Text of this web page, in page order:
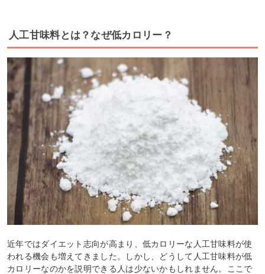
人工甘味料とは？なぜ低カロリー？
近年ではダイエット志向が高まり、低カロリーな人工甘味料が使
われる機会も増えてきました。しかし、どうして人工甘味料が低
カロリーなのかを説明できる人は少ないかもしれません。ここで